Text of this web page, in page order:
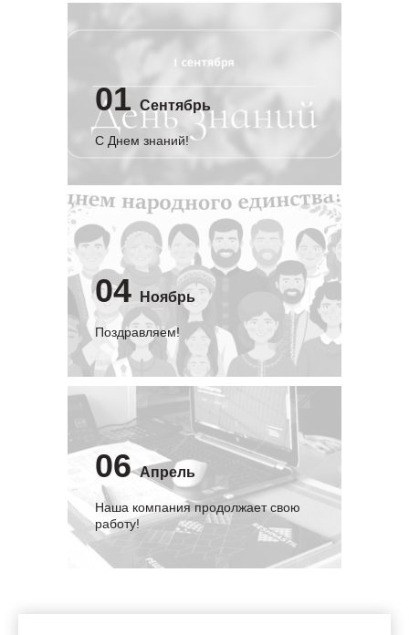
01 Сентябрь
C Днем знаний!
04 Ноябрь
Поздравляем!
06 Апрель
Наша компания продолжает свою
работу!